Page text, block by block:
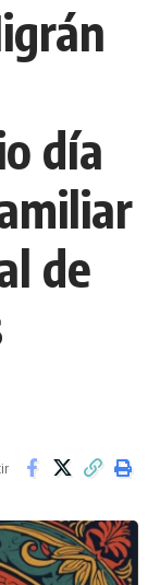
día
de